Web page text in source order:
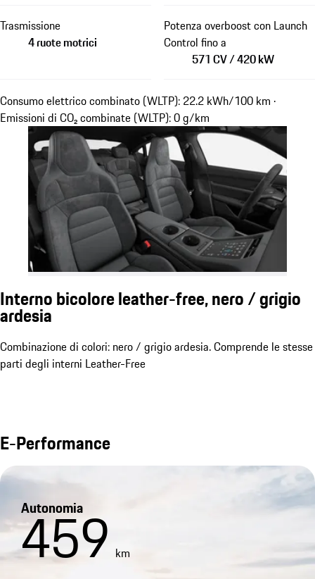
Trasmissione
4 ruote motrici
Potenza overboost con Launch
Control fino a
571 CV / 420 kW
Consumo elettrico combinato (WLTP): 22.2 kWh/100 km ·
Emissioni di CO₂ combinate (WLTP): 0 g/km
Interno bicolore leather-free, nero / grigio
ardesia
Combinazione di colori: nero / grigio ardesia. Comprende le stesse
parti degli interni Leather-Free
E-Performance
Autonomia
459 km